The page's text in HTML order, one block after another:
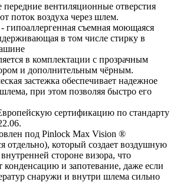
передние вентиляционные отверстия
поток воздуха через шлем.
съемная моющаяся
в том числе стирку в
в комплектации с прозрачным
и дополнительным чёрным.
застежка обеспечивает надежное
при этом позволяя быстро его
сертификацию по стандарту
под Pinlock Max Vision ®
отдельно), который создает воздушную
стороне визора, что
конденсацию и запотевание, даже если
снаружи и внутри шлема сильно